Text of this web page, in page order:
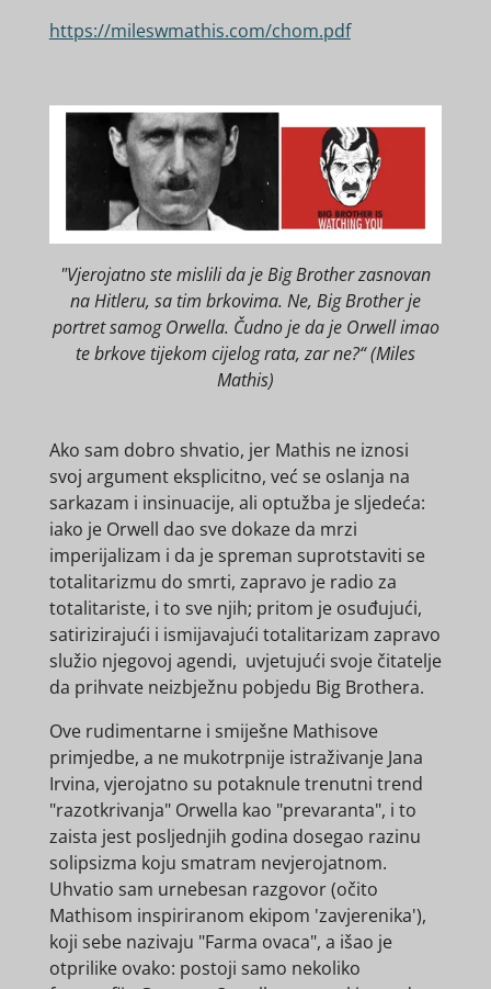
https://mileswmathis.com/chom.pdf
"Vjerojatno ste mislili da je Big Brother zasnovan
na Hitleru, sa tim brkovima. Ne, Big Brother je
portret samog Orwella. Čudno je da je Orwell imao
te brkove tijekom cijelog rata, zar ne?“ (Miles
Mathis)
Ako sam dobro shvatio, jer Mathis ne iznosi
svoj argument eksplicitno, već se oslanja na
sarkazam i insinuacije, ali optužba je sljedeća:
iako je Orwell dao sve dokaze da mrzi
imperijalizam i da je spreman suprotstaviti se
totalitarizmu do smrti, zapravo je radio za
totalitariste, i to sve njih; pritom je osuđujući,
satirizirajući i ismijavajući totalitarizam zapravo
služio njegovoj agendi, uvjetujući svoje čitatelje
da prihvate neizbježnu pobjedu Big Brothera.
Ove rudimentarne i smiješne Mathisove
primjedbe, a ne mukotrpnije istraživanje Jana
Irvina, vjerojatno su potaknule trenutni trend
"razotkrivanja" Orwella kao "prevaranta", i to
zaista jest posljednjih godina dosegao razinu
solipsizma koju smatram nevjerojatnom.
Uhvatio sam urnebesan razgovor (očito
Mathisom inspiriranom ekipom 'zavjerenika'),
koji sebe nazivaju "Farma ovaca", a išao je
otprilike ovako: postoji samo nekoliko